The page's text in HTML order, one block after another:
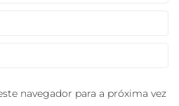
navegador para a próxima vez